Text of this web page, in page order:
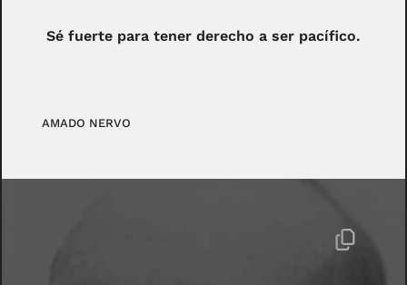
Sé fuerte para tener derecho a ser pacífico.
AMADO NERVO